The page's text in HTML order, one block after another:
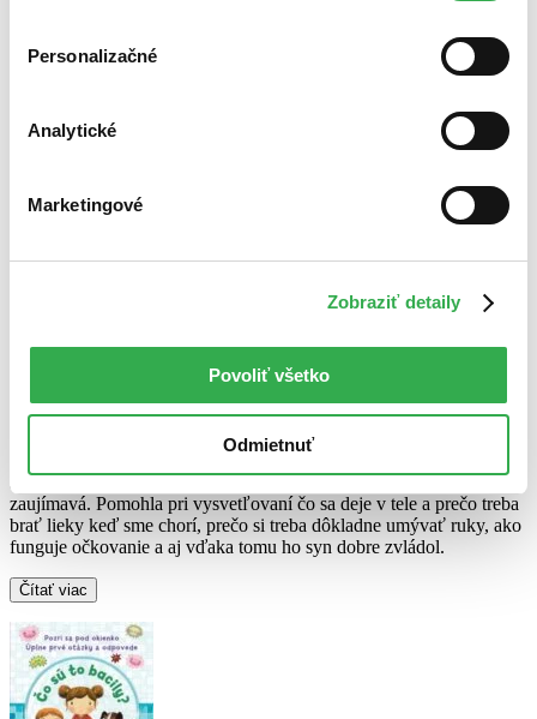
Personalizačné
Analytické
Marketingové
Zobraziť detaily
Povoliť všetko
Odmietnuť
J.K. Rowling
John Tiffany
napísala recenziu
06.08.2020 23:49
stručne, ale jasne vysvetlené, okienková forma je pre deti veľmi
zaujímavá. Pomohla pri vysvetľovaní čo sa deje v tele a prečo treba
brať lieky keď sme chorí, prečo si treba dôkladne umývať ruky, ako
funguje očkovanie a aj vďaka tomu ho syn dobre zvládol.
Čítať viac